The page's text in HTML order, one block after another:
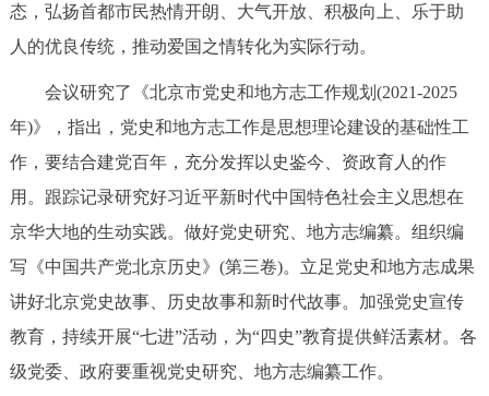
态，弘扬首都市民热情开朗、大气开放、积极向上、乐于助
人的优良传统，推动爱国之情转化为实际行动。
会议研究了《北京市党史和地方志工作规划(2021-2025
年)》，指出，党史和地方志工作是思想理论建设的基础性工
作，要结合建党百年，充分发挥以史鉴今、资政育人的作
用。跟踪记录研究好习近平新时代中国特色社会主义思想在
京华大地的生动实践。做好党史研究、地方志编纂。组织编
写《中国共产党北京历史》(第三卷)。立足党史和地方志成果
讲好北京党史故事、历史故事和新时代故事。加强党史宣传
教育，持续开展“七进”活动，为“四史”教育提供鲜活素材。各
级党委、政府要重视党史研究、地方志编纂工作。